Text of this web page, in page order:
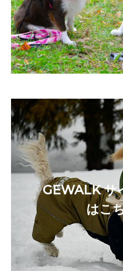
GEWALK サ
はこ